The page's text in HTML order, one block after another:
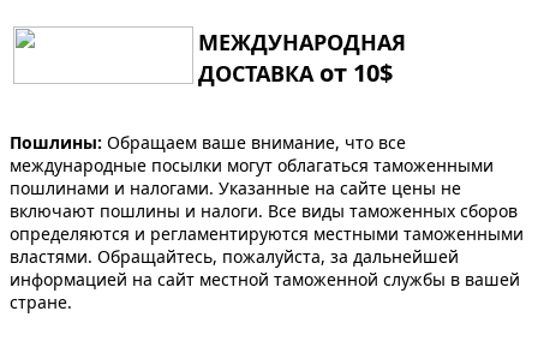
МЕЖДУНАРОДНАЯ
ДОСТАВКА от 10$
Пошлины: Обращаем ваше внимание, что все
международные посылки могут облагаться таможенными
пошлинами и налогами. Указанные на сайте цены не
включают пошлины и налоги. Все виды таможенных сборов
определяются и регламентируются местными таможенными
властями. Обращайтесь, пожалуйста, за дальнейшей
информацией на сайт местной таможенной службы в вашей
стране.